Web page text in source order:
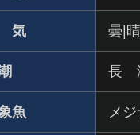
気 曇|晴
長
魚 メジ